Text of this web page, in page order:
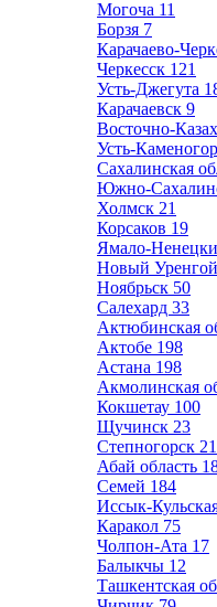
Могоча 11
Борзя 7
Карачаево-
Черкесск 121
Усть-Джегута
Карачаевск 9
Восточно-
Усть-
Сахалинская
Южно-
Холмск 21
Корсаков 19
Ямало-
Новый Уренгой
Ноябрьск 50
Салехард 33
Актюбинская
Актобе 198
Астана 198
Акмолинская
Кокшетау 100
Щучинск 23
Степногорск 21
Абай область
Семей 184
Иссык-
Каракол 75
Чолпон-Ата 17
Балыкчы 12
Ташкентская